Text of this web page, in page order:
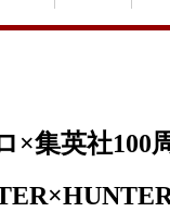
×集英社100